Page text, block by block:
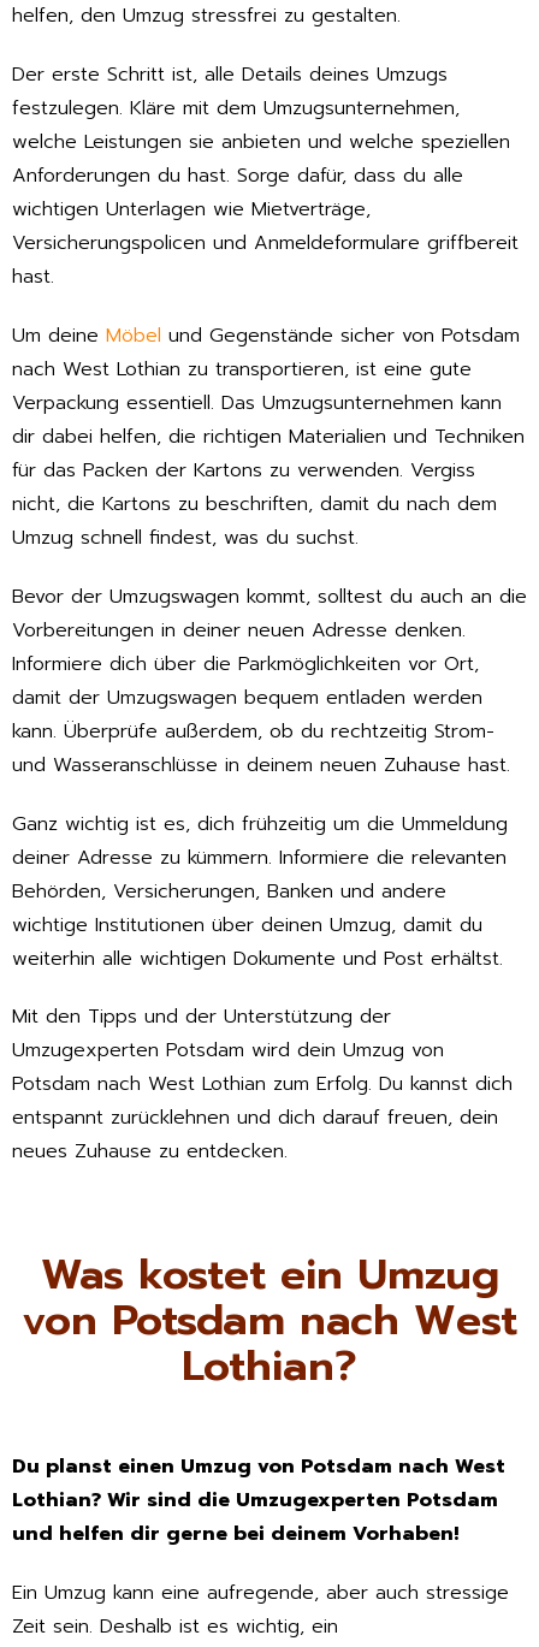
helfen, den Umzug stressfrei zu gestalten.
Der erste Schritt ist, alle Details deines Umzugs
festzulegen. Kläre mit dem Umzugsunternehmen,
welche Leistungen sie anbieten und welche speziellen
Anforderungen du hast. Sorge dafür, dass du alle
wichtigen Unterlagen wie Mietverträge,
Versicherungspolicen und Anmeldeformulare griffbereit
hast.
Um deine Möbel und Gegenstände sicher von Potsdam
nach West Lothian zu transportieren, ist eine gute
Verpackung essentiell. Das Umzugsunternehmen kann
dir dabei helfen, die richtigen Materialien und Techniken
für das Packen der Kartons zu verwenden. Vergiss
nicht, die Kartons zu beschriften, damit du nach dem
Umzug schnell findest, was du suchst.
Bevor der Umzugswagen kommt, solltest du auch an die
Vorbereitungen in deiner neuen Adresse denken.
Informiere dich über die Parkmöglichkeiten vor Ort,
damit der Umzugswagen bequem entladen werden
kann. Überprüfe außerdem, ob du rechtzeitig Strom-
und Wasseranschlüsse in deinem neuen Zuhause hast.
Ganz wichtig ist es, dich frühzeitig um die Ummeldung
deiner Adresse zu kümmern. Informiere die relevanten
Behörden, Versicherungen, Banken und andere
wichtige Institutionen über deinen Umzug, damit du
weiterhin alle wichtigen Dokumente und Post erhältst.
Mit den Tipps und der Unterstützung der
Umzugexperten Potsdam wird dein Umzug von
Potsdam nach West Lothian zum Erfolg. Du kannst dich
entspannt zurücklehnen und dich darauf freuen, dein
neues Zuhause zu entdecken.
Was kostet ein Umzug
von Potsdam nach West
Lothian?
Du planst einen Umzug von Potsdam nach West
Lothian? Wir sind die Umzugexperten Potsdam
und helfen dir gerne bei deinem Vorhaben!
Ein Umzug kann eine aufregende, aber auch stressige
Zeit sein. Deshalb ist es wichtig, ein